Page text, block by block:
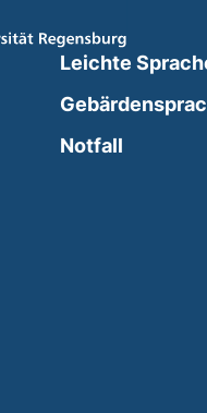
a new window)
Leichte
Notfall